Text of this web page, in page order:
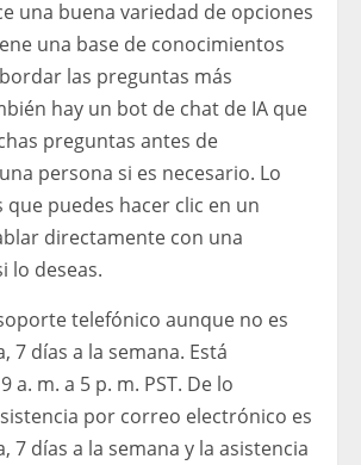
una buena variedad de opciones
una base de conocimientos
las preguntas más
hay un bot de chat de IA que
preguntas antes de
persona si es necesario. Lo
que puedes hacer clic en un
directamente con una
lo deseas.
telefónico aunque no es
7 días a la semana. Está
a. m. a 5 p. m. PST. De lo
por correo electrónico es
7 días a la semana y la asistencia